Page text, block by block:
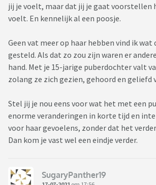
jij je voelt, maar dat jij je gaat voorstellen
voelt. En kennelijk al een poosje.
Geen vat meer op haar hebben vind ik wat
gesteld. Als dat zo zou zijn waren er
hand. Met je 15-jarige puberdochter valt
zolang ze zich gezien, gehoord en geliefd
Stel jij je nou eens voor wat het met een
enorme veranderingen in korte tijd en
voor haar gevoelens, zonder dat het
Dan kom je vast wel een eindje verder.
SugaryPanther19